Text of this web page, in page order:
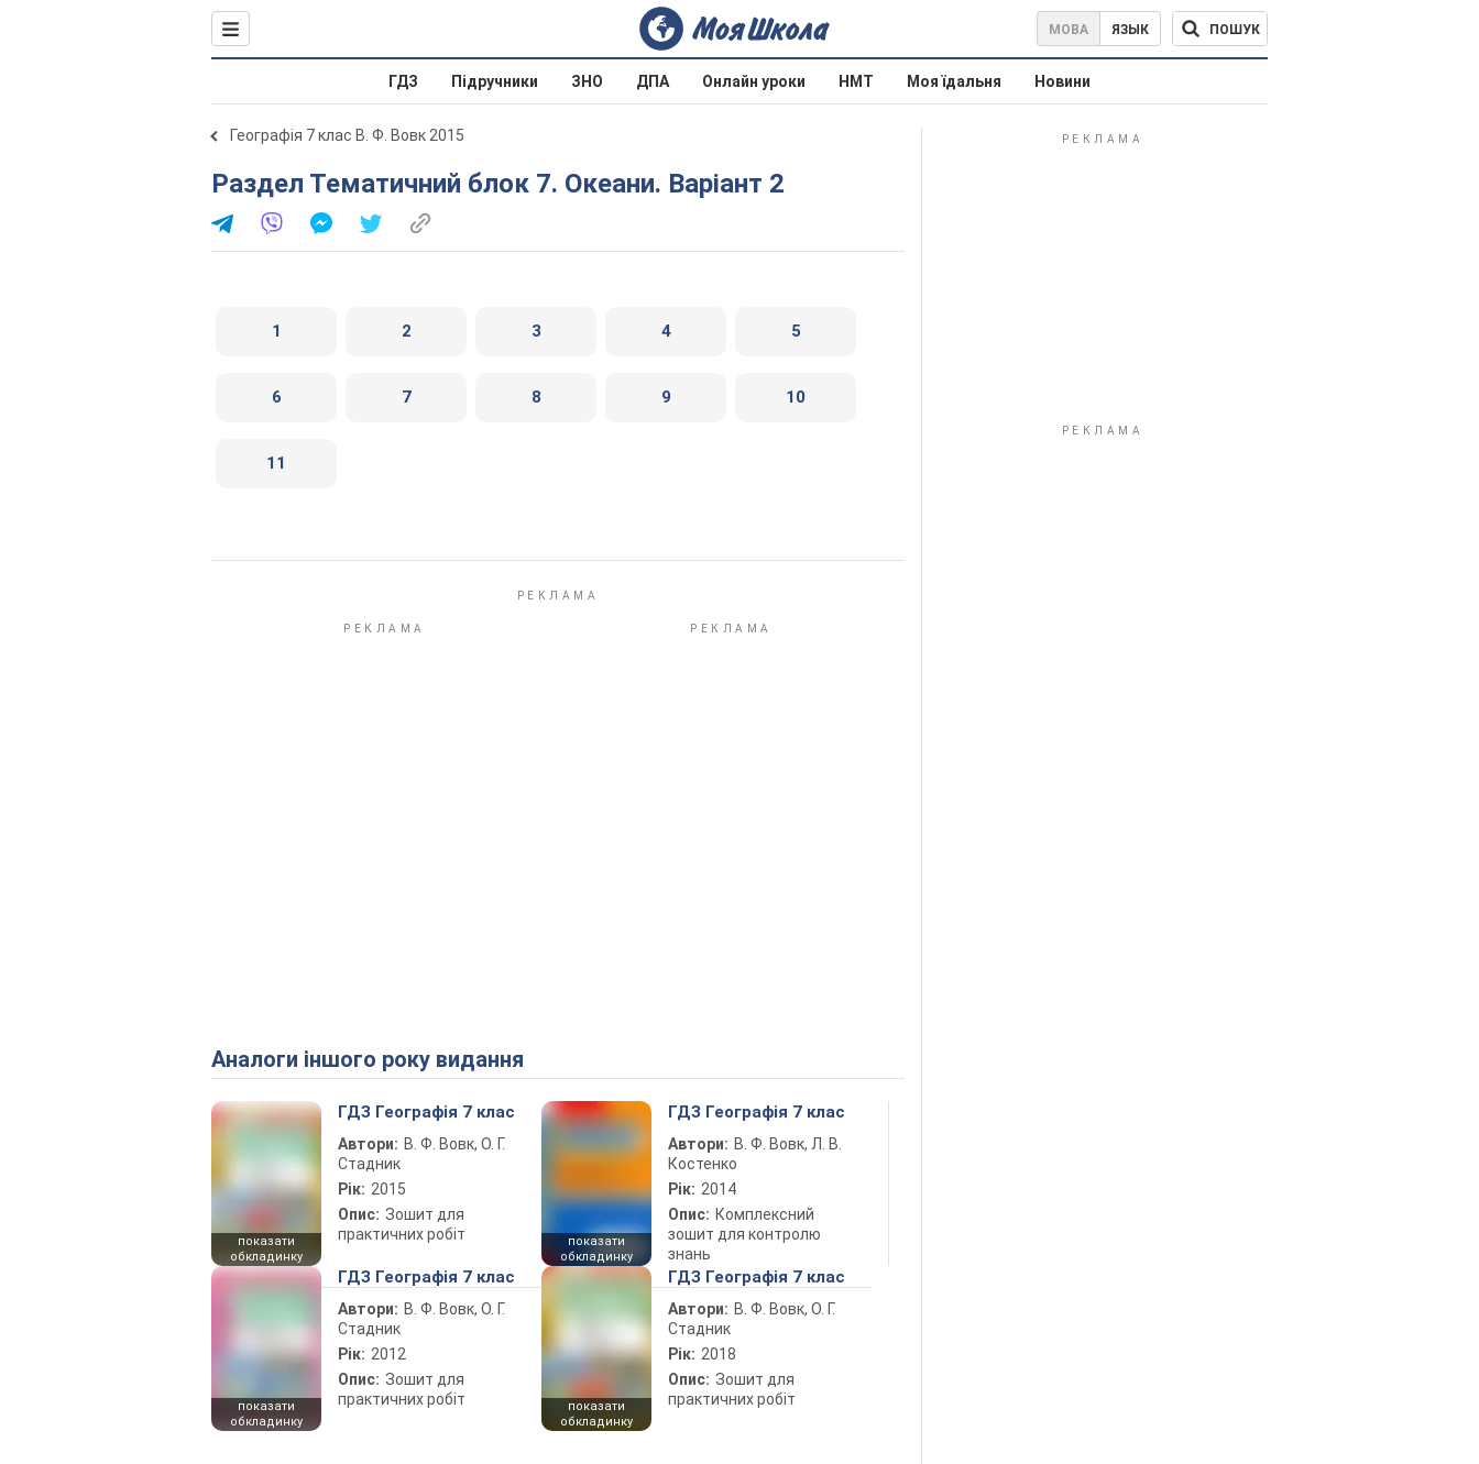
МОВА ЯЗЫК ПОШУК
ГДЗ Підручники ЗНО ДПА Онлайн уроки НМТ Моя їдальня Новини
Географія 7 клас В. Ф. Вовк 2015
Раздел Тематичний блок 7. Океани. Варіант 2
1 2 3 4 5
6 7 8 9 10
11
Аналоги іншого року видання
показати
обкладинку
ГДЗ Географія 7 клас
Автори: В. Ф. Вовк, О. Г.
Стадник
Рік: 2015
Опис: Зошит для
практичних робіт
показати
обкладинку
ГДЗ Географія 7 клас
Автори: В. Ф. Вовк, Л. В.
Костенко
Рік: 2014
Опис: Комплексний
зошит для контролю
знань
показати
обкладинку
ГДЗ Географія 7 клас
Автори: В. Ф. Вовк, О. Г.
Стадник
Рік: 2012
Опис: Зошит для
практичних робіт
показати
обкладинку
ГДЗ Географія 7 клас
Автори: В. Ф. Вовк, О. Г.
Стадник
Рік: 2018
Опис: Зошит для
практичних робіт